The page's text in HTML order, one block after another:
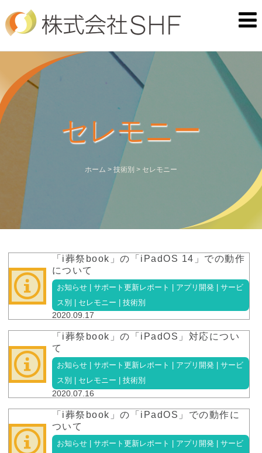
セレモニー
ホーム > 技術別 > セレモニー
「i葬祭book」の「iPadOS 14」での動作
について
お知らせ | サポート更新レポート | アプリ開発 | サービ
ス別 | セレモニー | 技術別
2020.09.17
「i葬祭book」の「iPadOS」対応につい
て
お知らせ | サポート更新レポート | アプリ開発 | サービ
ス別 | セレモニー | 技術別
2020.07.16
「i葬祭book」の「iPadOS」での動作に
ついて
お知らせ | サポート更新レポート | アプリ開発 | サービ